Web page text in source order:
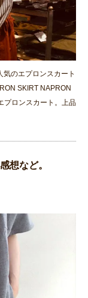
のエプロンスカート
SKIRT NAPRON
プロンスカート。上品
想など。